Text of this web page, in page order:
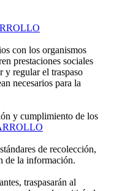
con los organismos
prestaciones sociales
y regular el traspaso
necesarios para la
y cumplimiento de los
de recolección,
de la información.
traspasarán al